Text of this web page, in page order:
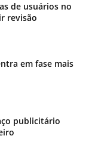
de usuários no
revisão
em fase mais
publicitário